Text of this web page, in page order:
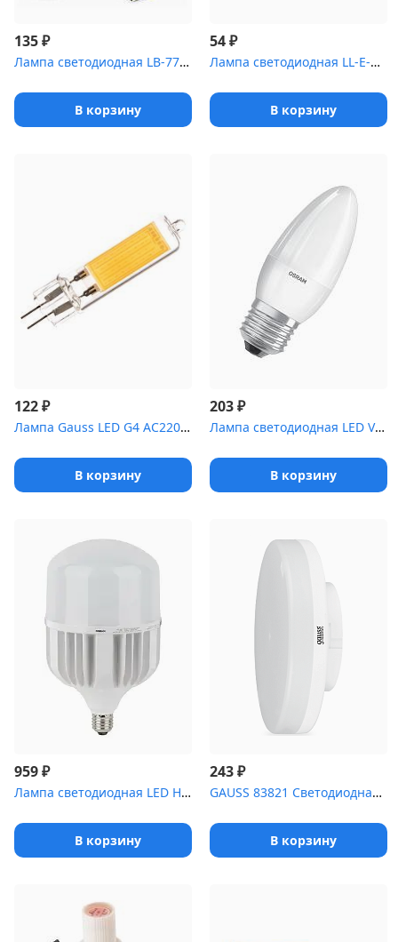
135₽
Лампа светодиодная LB-770 (11W) 230V E27 4000K свеча | 25944 | FE...
В корзину
54₽
Лампа светодиодная LL-E-MR16-7W-230-2
В корзину
122₽
Лампа Gauss LED G4 AC220-240V 4.5W 4100K Glass 1/10/200
В корзину
203₽
Лампа светодиодная LED Value LVCLB75 10SW/840 свеча матовая E27 2...
В корзину
959₽
Лампа светодиодная LED HW T 80Вт (замена 800Вт) матовая 4000К ней...
В корзину
243₽
GAUSS 83821 Светодиодная лампа LED Elementary GX53 11W 830lm 4100...
В корзину